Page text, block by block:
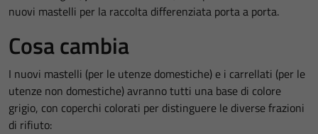
nuovi mastelli per la raccolta differenziata porta a porta.
Cosa cambia
I nuovi mastelli (per le utenze domestiche) e i carrellati (per le
utenze non domestiche) avranno tutti una base di colore
grigio, con coperchi colorati per distinguere le diverse frazioni
di rifiuto: